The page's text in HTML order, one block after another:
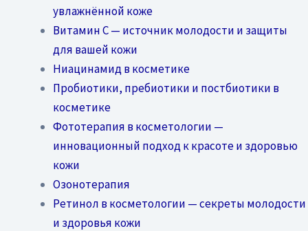
увлажнённой коже
Витамин C — источник молодости и защиты
для вашей кожи
Ниацинамид в косметике
Пробиотики, пребиотики и постбиотики в
косметике
Фототерапия в косметологии —
инновационный подход к красоте и здоровью
кожи
Озонотерапия
Ретинол в косметологии — секреты молодости
и здоровья кожи